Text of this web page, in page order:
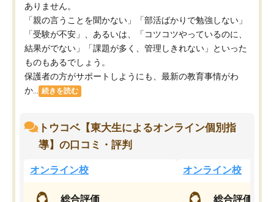
ありません。
「親の言うことを聞かない」「部活ばかりで勉強しない」
「受験が不安」、あるいは、「コツコツやっているのに、
結果がでない」「課題が多く、管理しきれない」といった
ものもあるでしょう。
保護者の方がサポートしようにも、最新の教育事情がわ
か...
続きを読む
トウコベ【東大生によるオンライン個別指
導】の口コミ・評判
オンライン校
総合評価
オンライン校
総合評価